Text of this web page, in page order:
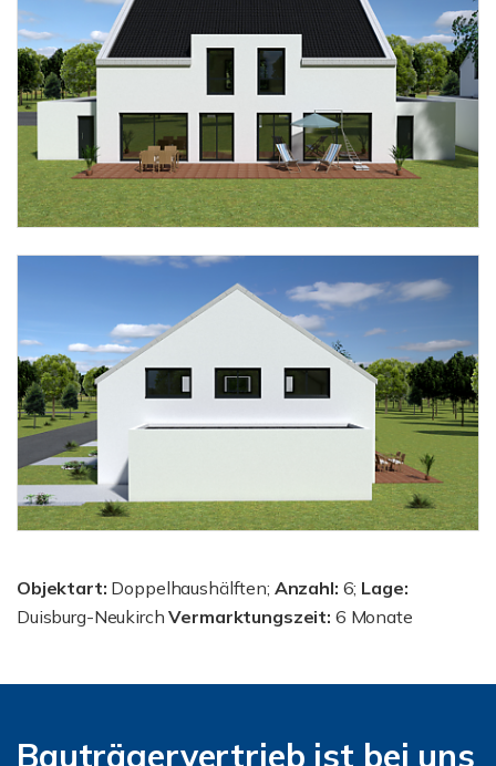
Objektart: Doppelhaushälften; Anzahl: 6; Lage:
Duisburg-NeukirchVermarktungszeit: 6 Monate
Bauträgervertrieb ist bei uns